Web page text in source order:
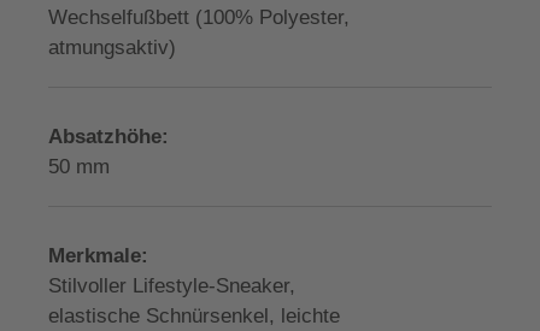
Wechselfußbett (100% Polyester,
atmungsaktiv)
Absatzhöhe:
50 mm
Merkmale:
Stilvoller Lifestyle-Sneaker,
elastische Schnürsenkel, leichte